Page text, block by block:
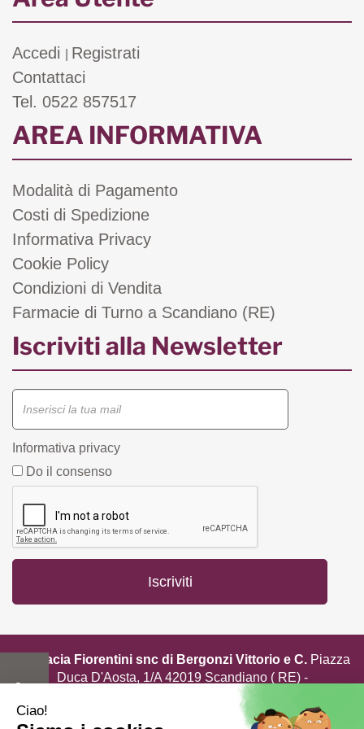
Accedi
Registrati
Contattaci
Tel. 0522 857517
AREA INFORMATIVA
Modalità di Pagamento
Costi di Spedizione
Informativa Privacy
Cookie Policy
Condizioni di Vendita
Farmacie di Turno a Scandiano (RE)
Iscriviti alla Newsletter
Informativa privacy
Do il consenso
Farmacia Fiorentini snc di Bergonzi Vittorio e C. Piazza
Duca D'Aosta, 1/A 42019 Scandiano ( RE) -
- P.Iva 02908520352